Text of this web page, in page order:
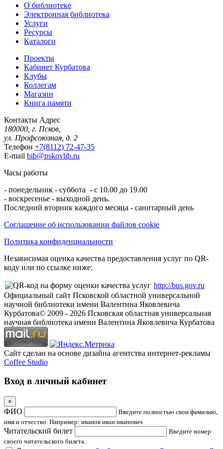
О библиотеке
Электронная библиотека
Услуги
Ресурсы
Каталоги
Проекты
Кабинет Курбатова
Клубы
Коллегам
Магазин
Книга памяти
Контакты Адрес
180000, г. Псков,
ул. Профсоюзная, д. 2
Телефон +7(8112) 72-47-35
E-mail bib@pskovlib.ru
Часы работы
- понедельник - суббота - с 10.00 до 19.00
- воскресенье - выходной день.
Последний вторник каждого месяца - санитарный день
Соглашение об использовании файлов cookie
Политика конфиденциальности
Независимая оценка качества предоставления услуг по QR-
коду или по ссылке ниже:
http://bus.gov.ru
Официальный сайт Псковской областной универсальной
научной библиотеки имени Валентина Яковлевича
Курбатова© 2009 - 2026 Псковская областная универсальная
научная библиотека имени Валентина Яковлевича Курбатова
Сайт сделан на основе дизайна агентства интернет-рекламы
Coffee Studio
Вход в личный кабинет
×
ФИО
Введите полностью свои фамилию,
имя и отчество. Например: иванов иван иванович
Читательский билет
Введите номер
своего читательского билета.